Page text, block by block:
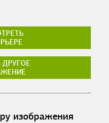
ДРУГОЕ
изображения